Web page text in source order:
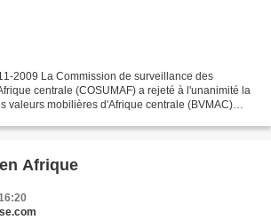
2009 La Commission de surveillance des
centrale (COSUMAF) a rejeté à l'unanimité la
valeurs mobilières d'Afrique centrale (BVMAC)
Afrique